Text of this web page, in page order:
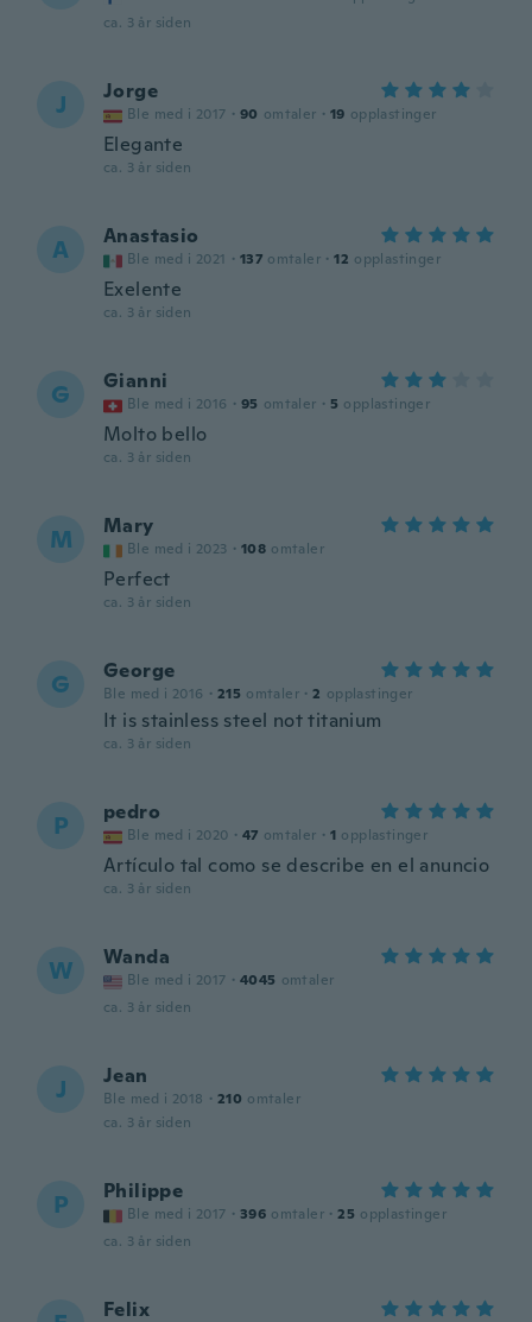
ca. 3 år siden
J Jorge
Ble med i 2017 · 90 omtaler · 19 opplastinger
Elegante
ca. 3 år siden
A Anastasio
Ble med i 2021 · 137 omtaler · 12 opplastinger
Exelente
ca. 3 år siden
G Gianni
Ble med i 2016 · 95 omtaler · 5 opplastinger
Molto bello
ca. 3 år siden
M Mary
Ble med i 2023 · 108 omtaler
Perfect
ca. 3 år siden
G George
Ble med i 2016 · 215 omtaler · 2 opplastinger
It is stainless steel not titanium
ca. 3 år siden
P pedro
Ble med i 2020 · 47 omtaler · 1 opplastinger
Artículo tal como se describe en el anuncio
ca. 3 år siden
W Wanda
Ble med i 2017 · 4045 omtaler
ca. 3 år siden
J Jean
Ble med i 2018 · 210 omtaler
ca. 3 år siden
P Philippe
Ble med i 2017 · 396 omtaler · 25 opplastinger
ca. 3 år siden
Felix